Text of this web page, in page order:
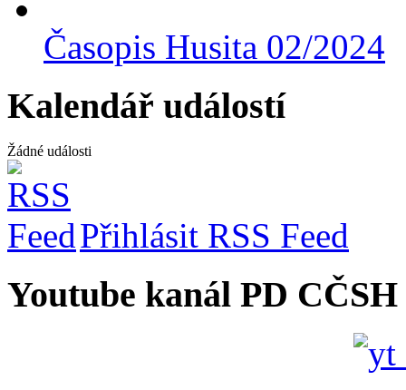
Časopis Husita 02/2024
Kalendář událostí
Žádné události
Přihlásit RSS Feed
Youtube kanál PD CČSH